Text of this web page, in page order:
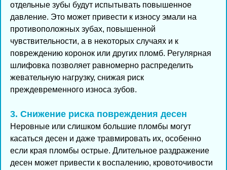
отдельные зубы будут испытывать повышенное
давление. Это может привести к износу эмали на
противоположных зубах, повышенной
чувствительности, а в некоторых случаях и к
повреждению коронок или других пломб. Регулярная
шлифовка позволяет равномерно распределить
жевательную нагрузку, снижая риск
преждевременного износа зубов.
3. Снижение риска повреждения десен
Неровные или слишком большие пломбы могут
касаться десен и даже травмировать их, особенно
если края пломбы острые. Длительное раздражение
десен может привести к воспалению, кровоточивости